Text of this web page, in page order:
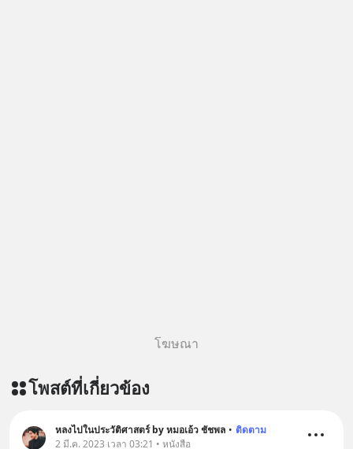
โฆษณา
โพสต์ที่เกี่ยวข้อง
หลงไปในประวัติศาสตร์ by หมอเอ้ว ชัชพล • ติดตาม
2 มี.ค. 2023 เวลา 03:21 • หนังสือ